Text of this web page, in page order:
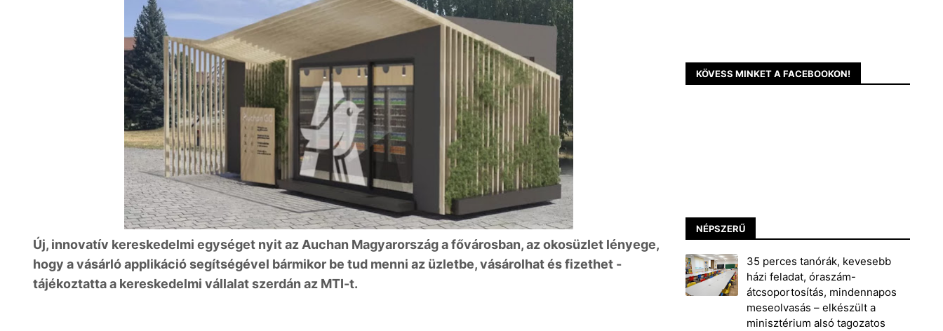
Új, innovatív kereskedelmi egységet nyit az Auchan Magyarország a fővárosban, az okosüzlet lényege,
hogy a vásárló applikáció segítségével bármikor be tud menni az üzletbe, vásárolhat és fizethet -
tájékoztatta a kereskedelmi vállalat szerdán az MTI-t.
KÖVESS MINKET A FACEBOOKON!
NÉPSZERŰ
35 perces tanórák, kevesebb
házi feladat, óraszám-
átcsoportosítás, mindennapos
meseolvasás – elkészült a
minisztérium alsó tagozatos